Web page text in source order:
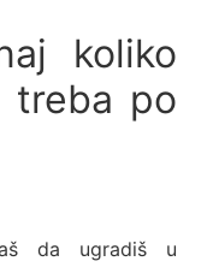
koliko
treba po
da ugradiš u